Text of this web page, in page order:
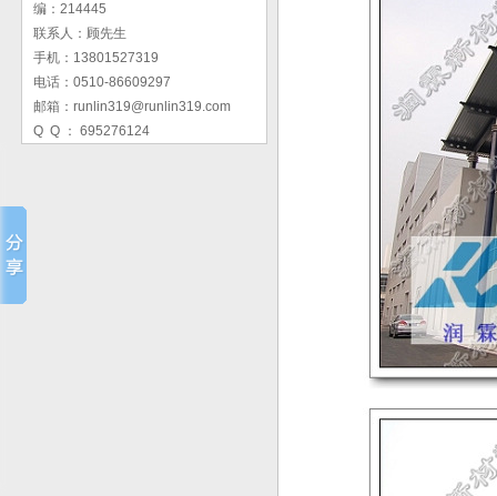
编：214445
联系人：顾先生
手机：13801527319
电话：0510-86609297
邮箱：runlin319@runlin319.com
Q Q ： 695276124